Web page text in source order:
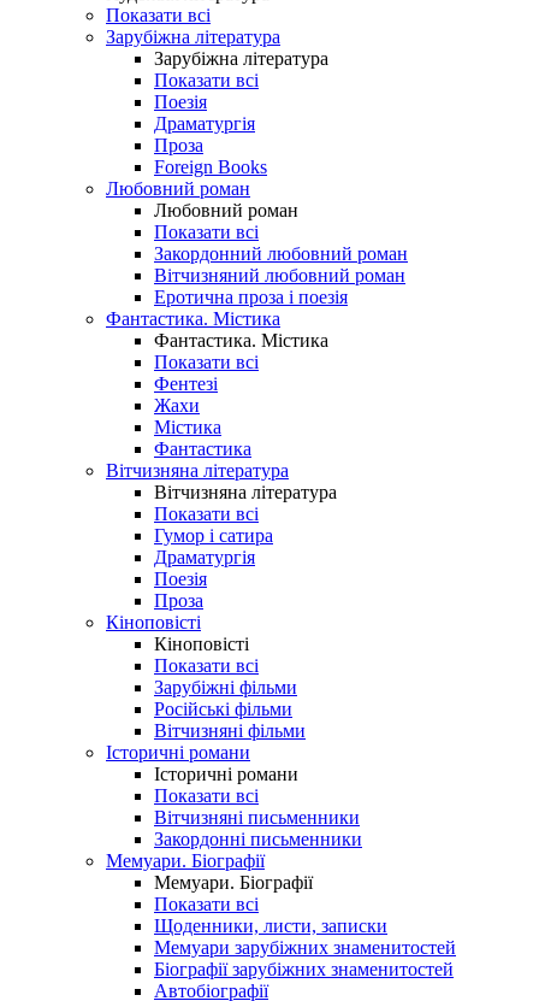
Показати всі
Зарубіжна література
Зарубіжна література
Показати всі
Поезія
Драматургія
Проза
Foreign Books
Любовний роман
Любовний роман
Показати всі
Закордонний любовний роман
Вітчизняний любовний роман
Еротична проза і поезія
Фантастика. Містика
Фантастика. Містика
Показати всі
Фентезі
Жахи
Містика
Фантастика
Вітчизняна література
Вітчизняна література
Показати всі
Гумор і сатира
Драматургія
Поезія
Проза
Кіноповісті
Кіноповісті
Показати всі
Зарубіжні фільми
Російські фільми
Вітчизняні фільми
Історичні романи
Історичні романи
Показати всі
Вітчизняні письменники
Закордонні письменники
Мемуари. Біографії
Мемуари. Біографії
Показати всі
Щоденники, листи, записки
Мемуари зарубіжних знаменитостей
Біографії зарубіжних знаменитостей
Автобіографії